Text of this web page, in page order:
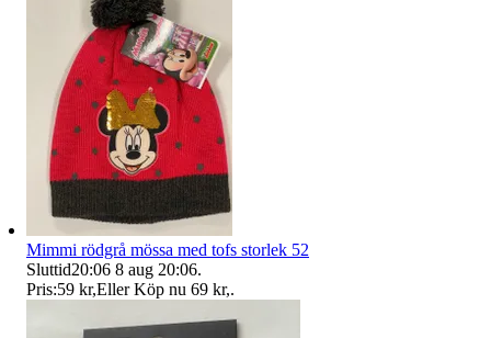
Mimmi rödgrå mössa med tofs storlek 52
Sluttid20:06 8 aug 20:06.
Pris:59 kr,Eller Köp nu 69 kr,.